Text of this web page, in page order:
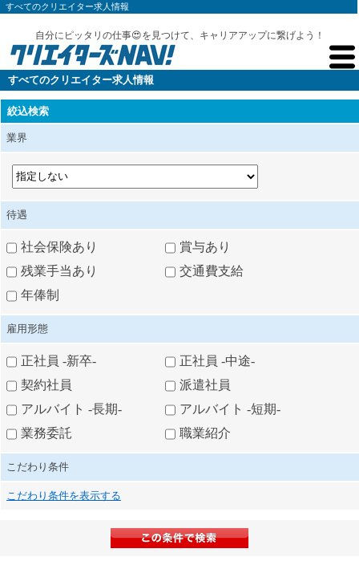
すべてのクリエイター求人情報
自分にピッタリの仕事😍を見つけて、キャリアアップに繋げよう！
すべてのクリエイター求人情報
絞込検索
業界
待遇
社会保険あり
賞与あり
残業手当あり
交通費支給
年俸制
雇用形態
正社員 -新卒-
正社員 -中途-
契約社員
派遣社員
アルバイト -長期-
アルバイト -短期-
業務委託
職業紹介
こだわり条件
こだわり条件を表示する